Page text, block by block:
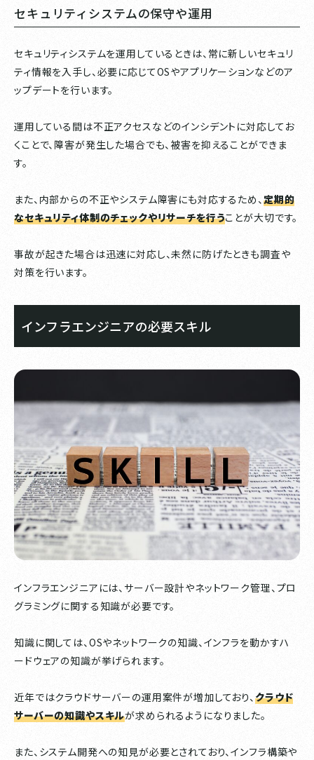
セキュリティシステムの保守や運用
セキュリティシステムを運用しているときは、常に新しいセキュリ
ティ情報を入手し、必要に応じてOSやアプリケーションなどのア
ップデートを行います。
運用している間は不正アクセスなどのインシデントに対応してお
くことで、障害が発生した場合でも、被害を抑えることができま
す。
また、内部からの不正やシステム障害にも対応するため、定期的
なセキュリティ体制のチェックやリサーチを行うことが大切です。
事故が起きた場合は迅速に対応し、未然に防げたときも調査や
対策を行います。
インフラエンジニアの必要スキル
インフラエンジニアには、サーバー設計やネットワーク管理、プロ
グラミングに関する知識が必要です。
知識に関しては、OSやネットワークの知識、インフラを動かすハ
ードウェアの知識が挙げられます。
近年ではクラウドサーバーの運用案件が増加しており、クラウド
サーバーの知識やスキルが求められるようになりました。
また、システム開発への知見が必要とされており、インフラ構築や